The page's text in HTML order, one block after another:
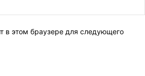
в этом браузере для следующего